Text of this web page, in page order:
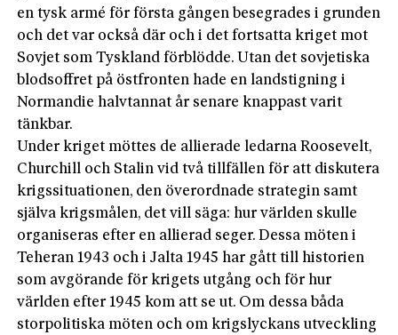
en tysk armé för första gången besegrades i grunden
och det var också där och i det fortsatta kriget mot
Sovjet som Tyskland förblödde. Utan det sovjetiska
blodsoffret på östfronten hade en landstigning i
Normandie halvtannat år senare knappast varit
tänkbar.
Under kriget möttes de allierade ledarna Roosevelt,
Churchill och Stalin vid två tillfällen för att diskutera
krigssituationen, den överordnade strategin samt
själva krigsmålen, det vill säga: hur världen skulle
organiseras efter en allierad seger. Dessa möten i
Teheran 1943 och i Jalta 1945 har gått till historien
som avgörande för krigets utgång och för hur
världen efter 1945 kom att se ut. Om dessa båda
storpolitiska möten och om krigslyckans utveckling